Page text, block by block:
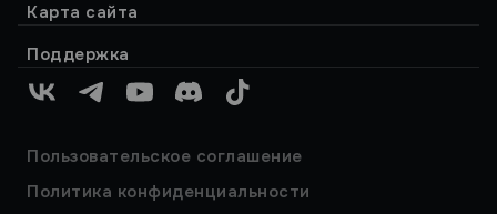
Карта сайта
Поддержка
VK TelegramYouTubeDiscordTikTok
Пользовательское соглашение
Политика конфиденциальности